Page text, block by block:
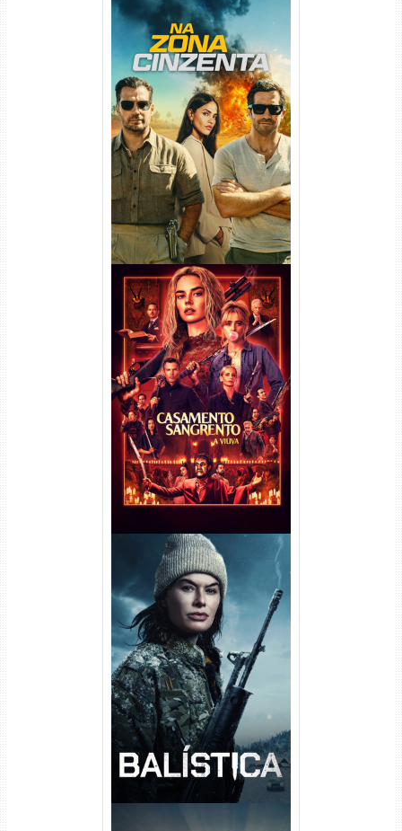
Na Zona Cinzenta Torrent
(2026) WEB-DL 1080p/4K
Dual Áudio
Casamento Sangrento: A
Viúva Torrent (2026) WEB-DL
720p/1080p/4K Dual Áudio
Balística Torrent (2025) WEB-
DL 1080p Dual Áudio